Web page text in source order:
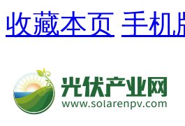
收藏本页 手机